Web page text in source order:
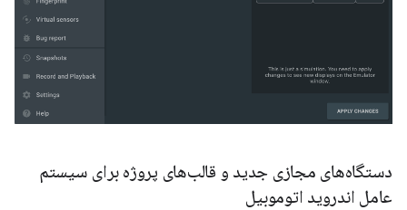
دستگاه‌های مجازی جدید و قالب‌های پروژه برای سیستم
عامل اندروید اتوموبیل